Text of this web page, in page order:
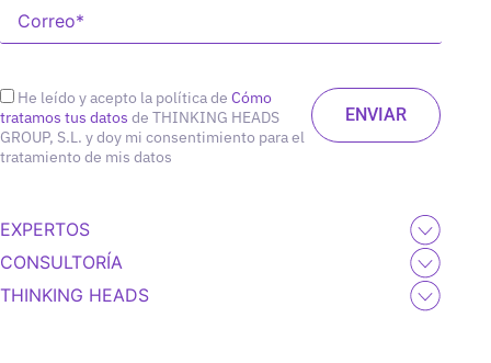
He leído y acepto la política de Cómo
tratamos tus datos de THINKING HEADS
GROUP, S.L. y doy mi consentimiento para el
tratamiento de mis datos
EXPERTOS
CONSULTORÍA
THINKING HEADS